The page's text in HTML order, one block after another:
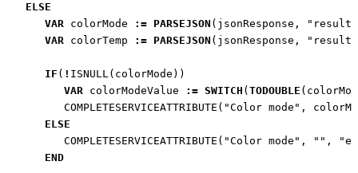
ELSE
VAR colorMode := PARSEJSON ( jsonResponse ,
VAR colorTemp := PARSEJSON ( jsonResponse ,
IF ( ! ISNULL( colorMode ))
VAR colorModeValue := SWITCH ( TODOUBLE (
COMPLETESERVICEATTRIBUTE ( "Color mode" ,
ELSE
COMPLETESERVICEATTRIBUTE ( "Color mode" , "" ,
END